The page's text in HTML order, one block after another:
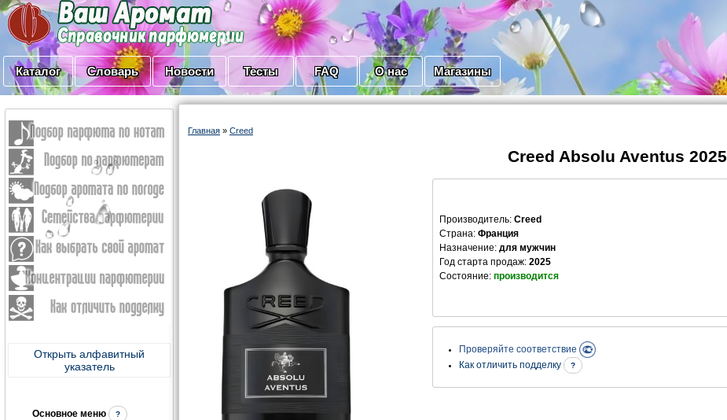
Каталог Словарь Новости Тесты FAQ О нас Магазины
Открыть алфавитный
указатель
Основное меню ?
Главная » Creed
Creed Absolu Aventus 2025
Производитель: Creed
Страна: Франция
Назначение: для мужчин
Год старта продаж: 2025
Состояние: производится
Проверяйте соответствие
Как отличить подделку
?